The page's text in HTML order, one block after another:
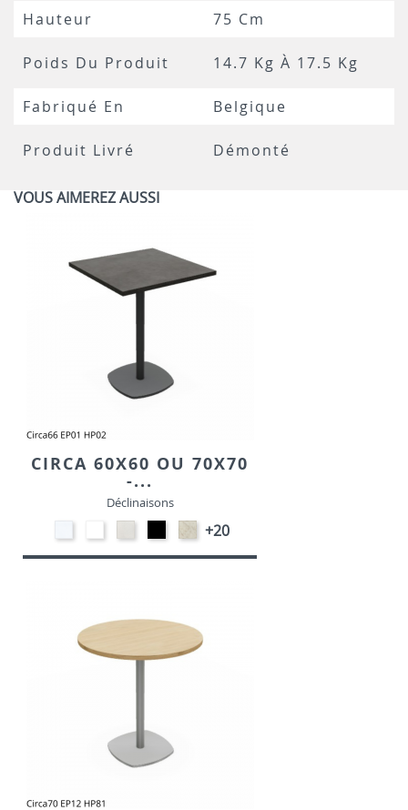
Hauteur 75 Cm
Poids Du Produit 14.7 Kg À 17.5 Kg
Fabriqué En Belgique
Produit Livré Démonté
VOUS AIMEREZ AUSSI
CIRCA 60X60 OU 70X70
-...
Déclinaisons
HP90
-
BLANC
STRATIFIE
HP93
-
EP01
-
NOIR
STRATIFIE
HP98
-
+20